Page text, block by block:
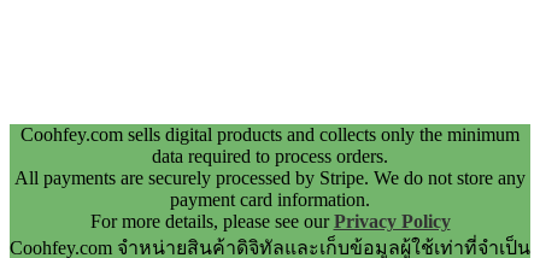
Coohfey.com sells digital products and collects only the minimum
data required to process orders.
All payments are securely processed by Stripe. We do not store any
payment card information.
For more details, please see ourPrivacy Policy
Coohfey.com จำหน่ายสินค้าดิจิทัลและเก็บข้อมูลผู้ใช้เท่าที่จำเป็น